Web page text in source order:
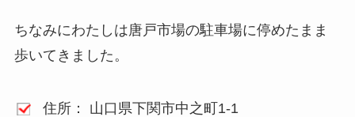
ちなみにわたしは唐戸市場の駐車場に停めたまま
歩いてきました。
住所： 山口県下関市中之町1-1